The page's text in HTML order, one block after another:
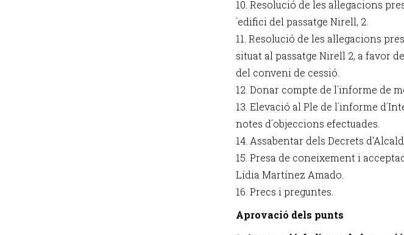
10. Resolució de les al·legacions
´edifici del passatge Nirell, 2.
11. Resolució de les al·legacions
situat al passatge Nirell 2, a favor
del conveni de cessió.
12. Donar compte de l´informe de
13. Elevació al Ple de l´informe
notes d´objeccions efectuades.
14. Assabentar dels Decrets
15. Presa de coneixement i
Lídia Martínez Amado.
16. Precs i preguntes.
Aprovació dels punts